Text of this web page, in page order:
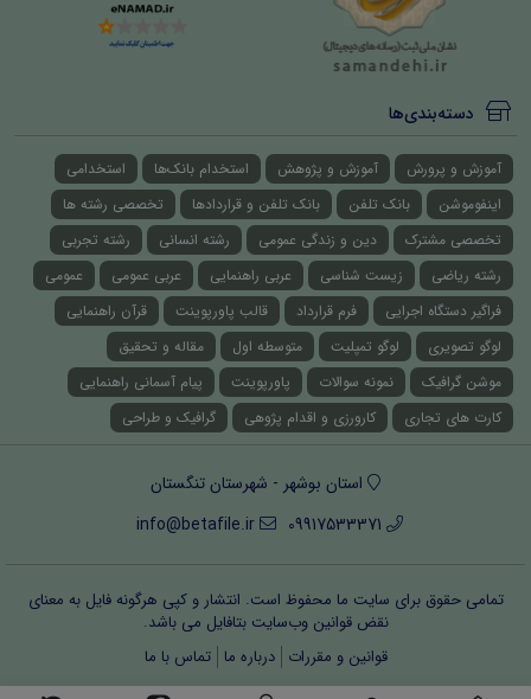
دسته‌بندی‌ها
آموزش و پرورش آموزش و پژوهش استخدام بانک‌ها
استخدامی
اینفوموشن
بانک تلفن بانک تلفن و قراردادها
تخصصی رشته ها
تخصصی مشترک
دین و زندگی عمومی رشته انسانی
رشته تجربی
رشته ریاضی
زیست شناسی عربی راهنمایی عربی عمومی
عمومی
فراگیر دستگاه اجرایی
فرم قرارداد قالب پاورپوینت
قرآن راهنمایی
لوگو تصویری
لوگو تمپلیت متوسطه اول
مقاله و تحقیق
موشن گرافیک
نمونه سوالات پاورپوینت
پیام آسمانی راهنمایی
کارت های تجاری
کارورزی و اقدام پژوهی گرافیک و طراحی
استان بوشهر - شهرستان تنگستان
09917533371
info@betafile.ir
تمامی حقوق برای سایت ما محفوظ است. انتشار و کپی هرگونه فایل‌ به معنای
نقض قوانین وب‌سایت بتافایل می باشد.
قوانین و مقررات درباره ما تماس با ما